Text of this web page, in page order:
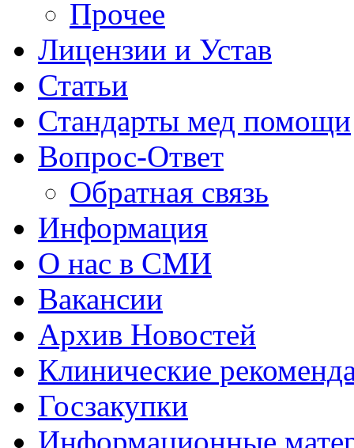
Прочее
Лицензии и Устав
Статьи
Стандарты мед помощи
Вопрос-Ответ
Обратная связь
Информация
О нас в СМИ
Вакансии
Архив Новостей
Клинические
Госзакупки